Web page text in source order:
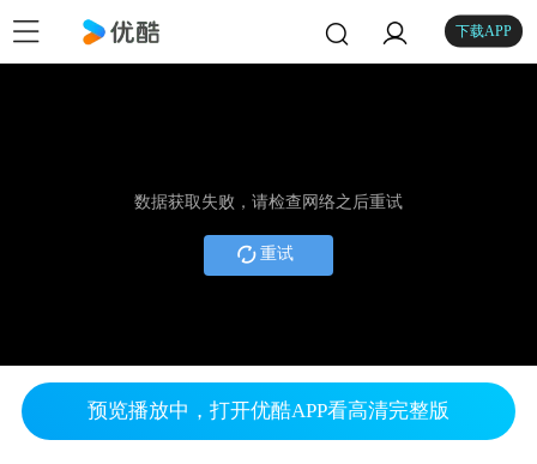
下载APP
数据获取失败，请检查网络之后重试
重试
预览播放中，打开优酷APP看高清完整版